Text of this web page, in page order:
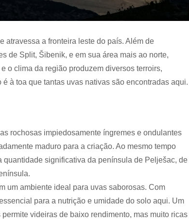
atravessa a fronteira leste do país. Além de
de Split, Šibenik, e em sua área mais ao norte,
o clima da região produzem diversos terroirs,
à toa que tantas uvas nativas são encontradas aqui.
rochosas impiedosamente íngremes e ondulantes
maduro para a criação. Ao mesmo tempo
significativa da península de Pelješac, de
um ambiente ideal para uvas saborosas. Com
para a nutrição e umidade do solo aqui. Um
videiras de baixo rendimento, mas muito ricas